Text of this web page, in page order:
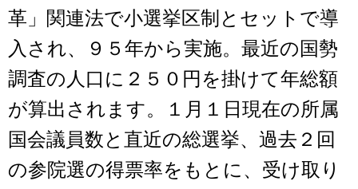
革」関連法で小選挙区制とセットで導
入され、９５年から実施。最近の国勢
調査の人口に２５０円を掛けて年総額
が算出されます。１月１日現在の所属
国会議員数と直近の総選挙、過去２回
の参院選の得票率をもとに、受け取り